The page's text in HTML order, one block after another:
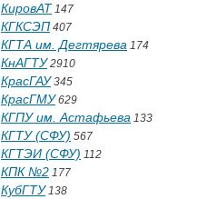
КировАТ 147
КГКСЭП 407
КГТА им. Дегтярева 174
КнАГТУ2910
КрасГАУ345
КрасГМУ629
КГПУ им. Астафьева 133
КГТУ (СФУ) 567
КГТЭИ (СФУ) 112
КПК №2 177
КубГТУ138